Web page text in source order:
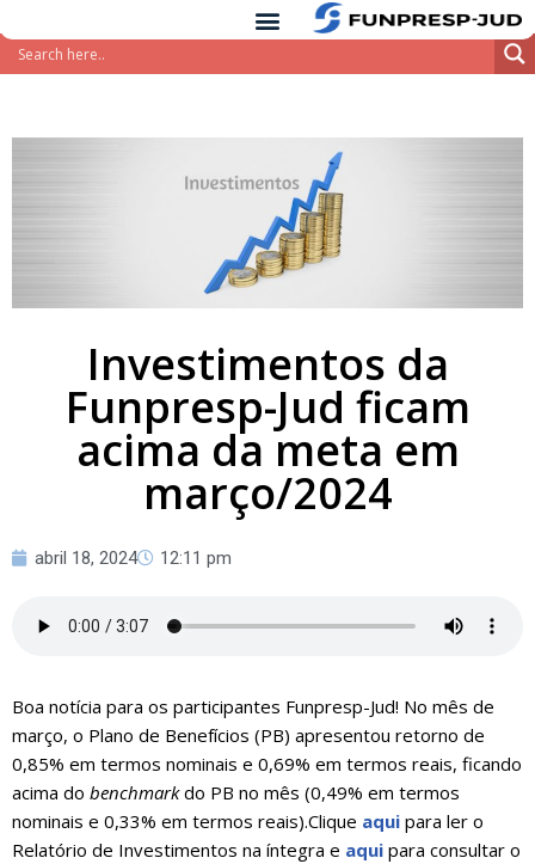
Pular
Investimentos da
Funpresp-Jud ficam
acima da meta em
março/2024
abril 18, 2024 12:11 pm
Boa notícia para os participantes Funpresp-Jud! No mês de
março, o Plano de Benefícios (PB) apresentou retorno de
0,85% em termos nominais e 0,69% em termos reais, ficando
acima do benchmarkdo PB no mês (0,49% em termos
nominais e 0,33% em termos reais).Clique aqui para ler o
Relatório de Investimentos na íntegra e aqui para consultar o